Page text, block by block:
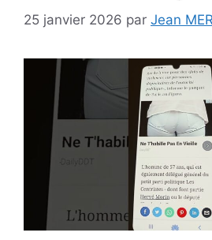
25 janvier 2026 par Jean